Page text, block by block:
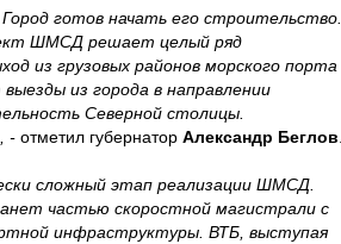
готов начать его строительство.
ШМСД решает целый ряд
из грузовых районов морского порта
из города в направлении
Северной столицы.
- отметил губернатор Александр Беглов
сложный этап реализации ШМСД.
частью скоростной магистрали с
инфраструктуры. ВТБ, выступая